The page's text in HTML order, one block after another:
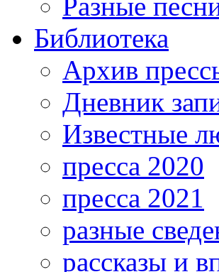
Библиотека
Архив
Дневник
Известные
пресса 2020
пресса 2021
разные
рассказы и